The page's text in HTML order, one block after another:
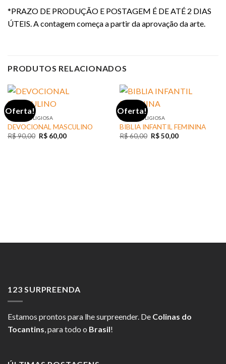
*PRAZO DE PRODUÇÃO E POSTAGEM É DE ATÉ 2 DIAS
ÚTEIS. A contagem começa a partir da aprovação da arte.
PRODUTOS RELACIONADOS
Oferta!
LINHA RELIGIOSA
DEVOCIONAL MASCULINO
R$90,00 O
R$60,00O
Oferta!
LINHA RELIGIOSA
BIBLIA INFANTIL FEMININA
R$60,00 O
R$50,00O
123 SURPREENDA
Estamos prontos para lhe surpreender. De Colinas do
Tocantins, para todo o Brasil!